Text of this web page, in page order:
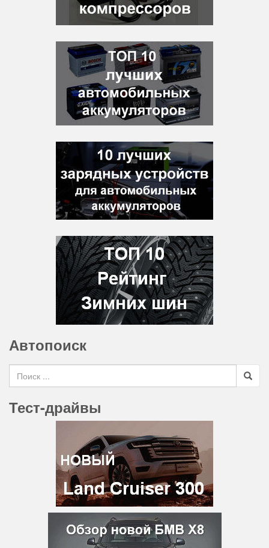
Автопоиск
Search for
Тест-драйвы